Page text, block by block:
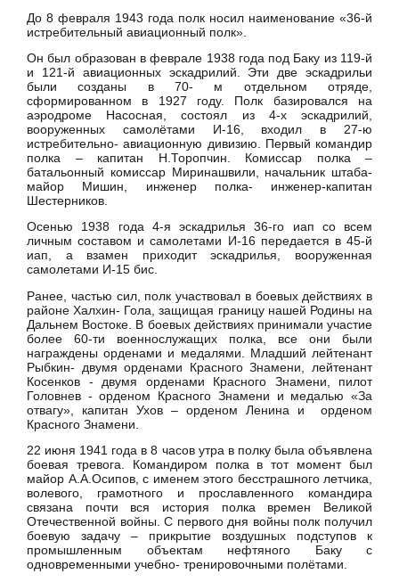
До 8 февраля 1943 года полк носил наименование «36-й
истребительный авиационный полк».
Он был образован в феврале 1938 года под Баку из 119-й
и 121-й авиационных эскадрилий. Эти две эскадрильи
были созданы в 70- м отдельном отряде,
сформированном в 1927 году. Полк базировался на
аэродроме Насосная, состоял из 4-х эскадрилий,
вооруженных самолётами И-16, входил в 27-ю
истребительно- авиационную дивизию. Первый командир
полка – капитан Н.Торопчин. Комиссар полка –
батальонный комиссар Миринашвили, начальник штаба-
майор Мишин, инженер полка- инженер-капитан
Шестерников.
Осенью 1938 года 4-я эскадрилья 36-го иап со всем
личным составом и самолетами И-16 передается в 45-й
иап, а взамен приходит эскадрилья, вооруженная
самолетами И-15 бис.
Ранее, частью сил, полк участвовал в боевых действиях в
районе Халхин- Гола, защищая границу нашей Родины на
Дальнем Востоке. В боевых действиях принимали участие
более 60-ти военнослужащих полка, все они были
награждены орденами и медалями. Младший лейтенант
Рыбкин- двумя орденами Красного Знамени, лейтенант
Косенков - двумя орденами Красного Знамени, пилот
Головнев - орденом Красного Знамени и медалью «За
отвагу», капитан Ухов – орденом Ленина и орденом
Красного Знамени.
22 июня 1941 года в 8 часов утра в полку была объявлена
боевая тревога. Командиром полка в тот момент был
майор А.А.Осипов, с именем этого бесстрашного летчика,
волевого, грамотного и прославленного командира
связана почти вся история полка времен Великой
Отечественной войны. С первого дня войны полк получил
боевую задачу – прикрытие воздушных подступов к
промышленным объектам нефтяного Баку с
одновременными учебно- тренировочными полётами.